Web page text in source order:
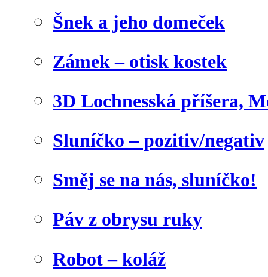
Šnek a jeho domeček
Zámek – otisk kostek
3D Lochnesská příšera,
Sluníčko – pozitiv/negativ
Směj se na nás, sluníčko!
Páv z obrysu ruky
Robot – koláž